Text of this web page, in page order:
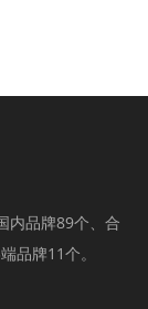
内品牌89个、合
品牌11个。